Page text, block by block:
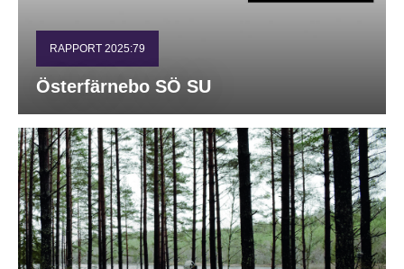
RAPPORT 2025:79
Österfärnebo SÖ SU